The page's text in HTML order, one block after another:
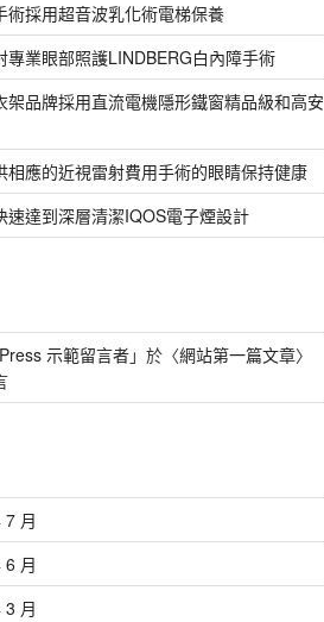
術採用超音波乳化術電梯保養
專業眼部照護LINDBERG白內障手術
架品牌採用直流電機隱形鐵窗精品級和高安
相應的近視雷射費用手術的眼睛保持健康
速達到深層清潔IQOS電子煙設計
示範留言者」於〈網站第一篇文章〉
月
月
月